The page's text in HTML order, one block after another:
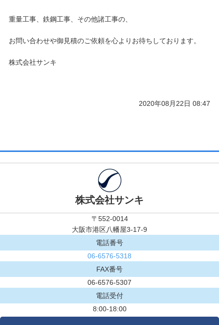
重量工事、鉄鋼工事、その他諸工事の、
お問い合わせや御見積のご依頼を心よりお待ちしております。
株式会社サンキ
2020年08月22日 08:47
株式会社サンキ
〒552-0014
大阪市港区八幡屋3-17-9
電話番号
06-6576-5318
FAX番号
06-6576-5307
電話受付
8:00-18:00